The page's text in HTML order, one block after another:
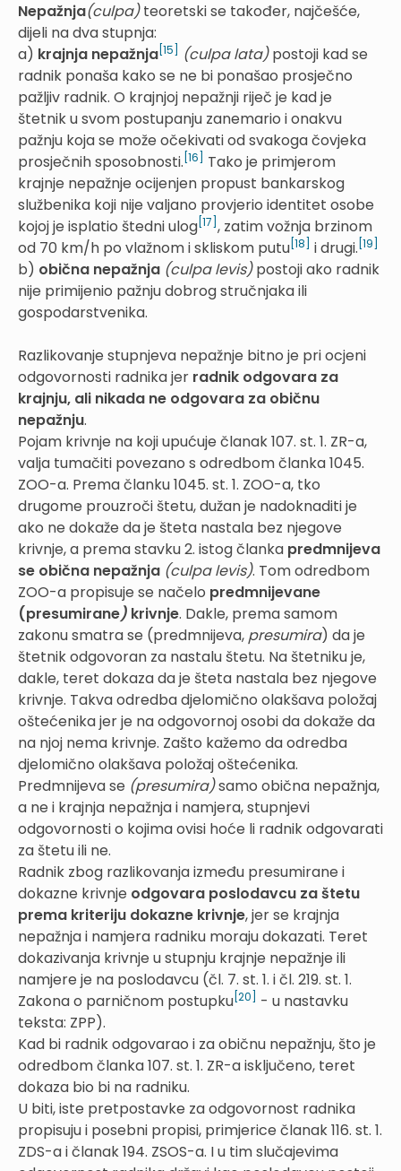
Nepažnja(culpa)teoretski se također, najčešće,
dijeli na dva stupnja:
a) krajnja nepažnja [15] (culpa lata)postoji kad se
radnik ponaša kako se ne bi ponašao prosječno
pažljiv radnik. O krajnjoj nepažnji riječ je kad je
štetnik u svom postupanju zanemario i onakvu
pažnju koja se može očekivati od svakoga čovjeka
prosječnih sposobnosti. [16]
Tako je primjerom
krajnje nepažnje ocijenjen propust bankarskog
službenika koji nije valjano provjerio identitet osobe
kojoj je isplatio štedni ulog [17] , zatim vožnja brzinom
od 70 km/h po vlažnom i skliskom putu [18] i drugi. [19]
b) obična nepažnja (culpa levis)postoji ako radnik
nije primijenio pažnju dobrog stručnjaka ili
gospodarstvenika.
Razlikovanje stupnjeva nepažnje bitno je pri ocjeni
odgovornosti radnika jer radnik odgovara za
krajnju, ali nikada ne odgovara za običnu
nepažnju.
Pojam krivnje na koji upućuje članak 107. st. 1. ZR-a,
valja tumačiti povezano s odredbom članka 1045.
ZOO-a. Prema članku 1045. st. 1. ZOO-a, tko
drugome prouzroči štetu, dužan je nadoknaditi je
ako ne dokaže da je šteta nastala bez njegove
krivnje, a prema stavku 2. istog članka predmnijeva
se obična nepažnja (culpa levis). Tom odredbom
ZOO-a propisuje se načelo predmnijevane
(presumirane) krivnje. Dakle, prema samom
zakonu smatra se (predmnijeva, presumira) da je
štetnik odgovoran za nastalu štetu. Na štetniku je,
dakle, teret dokaza da je šteta nastala bez njegove
krivnje. Takva odredba djelomično olakšava položaj
oštećenika jer je na odgovornoj osobi da dokaže da
na njoj nema krivnje. Zašto kažemo da odredba
djelomično olakšava položaj oštećenika.
Predmnijeva se (presumira)samo obična nepažnja,
a ne i krajnja nepažnja i namjera, stupnjevi
odgovornosti o kojima ovisi hoće li radnik odgovarati
za štetu ili ne.
Radnik zbog razlikovanja između presumirane i
dokazne krivnje odgovara poslodavcu za štetu
prema kriteriju dokazne krivnje, jer se krajnja
nepažnja i namjera radniku moraju dokazati. Teret
dokazivanja krivnje u stupnju krajnje nepažnje ili
namjere je na poslodavcu (čl. 7. st. 1. i čl. 219. st. 1.
Zakona o parničnom postupku [20]
- u nastavku
teksta: ZPP).
Kad bi radnik odgovarao i za običnu nepažnju, što je
odredbom članka 107. st. 1. ZR-a isključeno, teret
dokaza bio bi na radniku.
U biti, iste pretpostavke za odgovornost radnika
propisuju i posebni propisi, primjerice članak 116. st. 1.
ZDS-a i članak 194. ZSOS-a. I u tim slučajevima